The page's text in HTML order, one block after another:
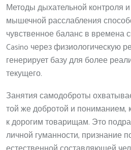
Методы дыхательной контроля
мышечной расслабления
чувственное баланс в времена
Casino через физиологическую
генерирует базу для более
текущего.
Занятия самодоброты
той же добротой и
к дорогим товарищам. Это
личной гуманности, признание